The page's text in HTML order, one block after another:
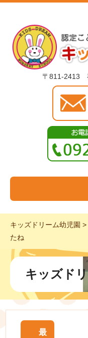
〒811-2413
キッズドリーム幼児園 >
たね
キッズド
最